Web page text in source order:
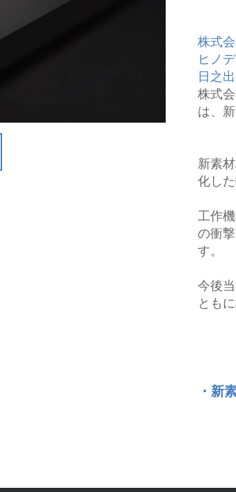
モニタリングシス
ローダ搬送システム
ロボット搬送システム
株式
ヒノ
日之
株式
は、
新素
化し
工作
の衝
す。
今後
とも
・新